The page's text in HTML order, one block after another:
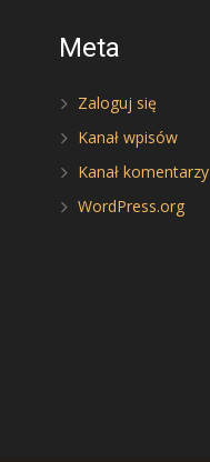
Meta
Zaloguj się
Kanał wpisów
Kanał komentarzy
WordPress.org